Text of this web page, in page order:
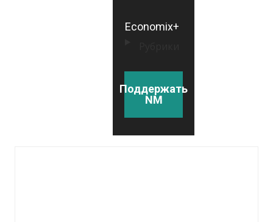
Economix+
Поддержать
NM